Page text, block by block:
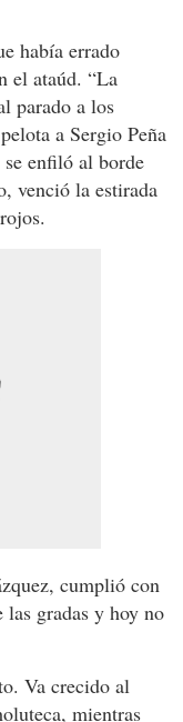
había errado
el ataúd. “La
parado a los
a Sergio Peña
enfiló al borde
venció la estirada
cumplió con
las gradas y hoy no
Va crecido al
mientras